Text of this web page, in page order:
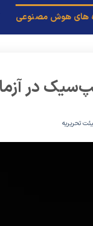
های هوش مصنوعی
در
تحریریه